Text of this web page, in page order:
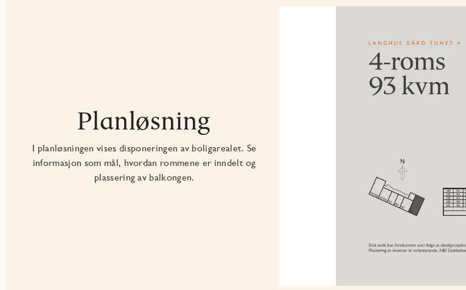
Planløsning
I planløsningen vises disponeringen av boligarealet. Se
informasjon som mål, hvordan rommene er inndelt og
plassering av balkongen.